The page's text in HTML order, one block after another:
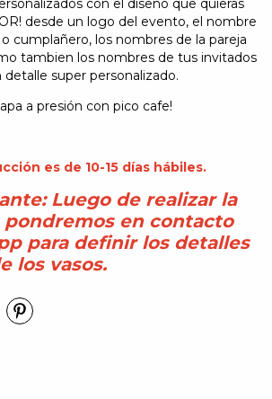
con el diseño que quieras
desde un logo del evento, el nombre
cumplañero, los nombres de la pareja
tambien los nombres de tus invitados
super personalizado.
a presión con pico cafe!
es de 10-15 días hábiles.
Luego de realizar la
pondremos en contacto
para definir los detalles
los vasos.